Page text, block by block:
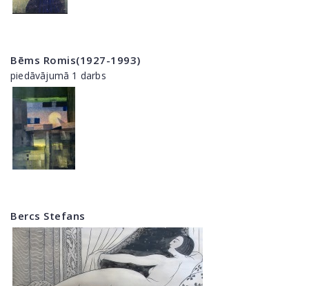
Bēms Romis(1927-1993)
piedāvājumā 1 darbs
Bercs Stefans